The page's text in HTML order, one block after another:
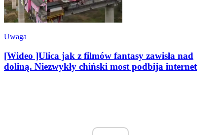
Uwaga
[Wideo ]Ulica jak z filmów fantasy zawisła nad
doliną. Niezwykły chiński most podbija internet